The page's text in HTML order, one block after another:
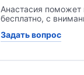
Анастасия
бесплатно, с
Задать вопрос